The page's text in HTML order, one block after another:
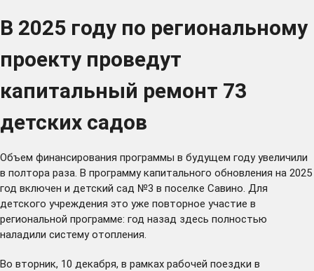
В 2025 году по региональному
проекту проведут
капитальный ремонт 73
детских садов
Объем финансирования программы в будущем году увеличили
в полтора раза. В программу капитального обновления на 2025
год включен и детский сад №3 в поселке Савино. Для
детского учреждения это уже повторное участие в
региональной программе: год назад здесь полностью
наладили систему отопления.
Во вторник, 10 декабря, в рамках рабочей поездки в